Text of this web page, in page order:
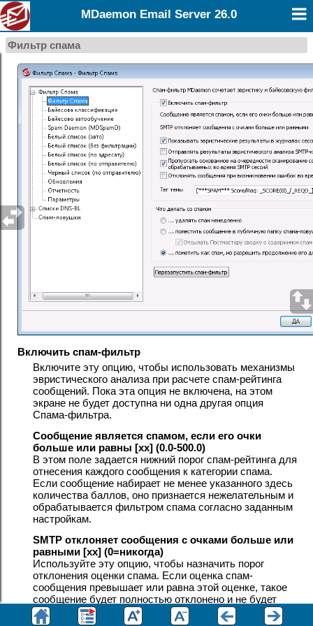
MDaemon Email Server 26.0
Фильтр спама
Включить спам-фильтр
Включите эту опцию, чтобы использовать механизмы
эвристического анализа при расчете спам-рейтинга
сообщений. Пока эта опция не включена, на этом
экране не будет доступна ни одна другая опция
Спама-фильтра.
Сообщение является спамом, если его очки
больше или равны [xx] (0.0-500.0)
В этом поле задается нижний порог спам-рейтинга для
отнесения каждого сообщения к категории спама.
Если сообщение набирает не менее указанного здесь
количества баллов, оно признается нежелательным и
обрабатывается фильтром спама согласно заданным
настройкам.
SMTP отклоняет сообщения с очками больше или
равными [xx] (0=никогда)
Используйте эту опцию, чтобы назначить порог
отклонения оценки спама. Если оценка спам-
сообщения превышает или равна этой оценке, такое
сообщение будет полностью отклонено и не будет
подвергаться проверке по остальным параметрам (с
возможной последующей доставкой). Заданное здесь